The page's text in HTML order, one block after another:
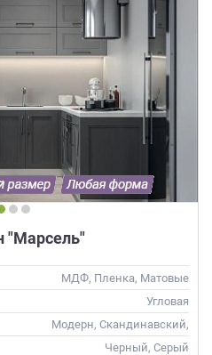
"Марсель"
МДФ, Пленка, Матовые
Угловая
Модерн, Скандинавский,
Неоклассика, Современные
Черный, Серый